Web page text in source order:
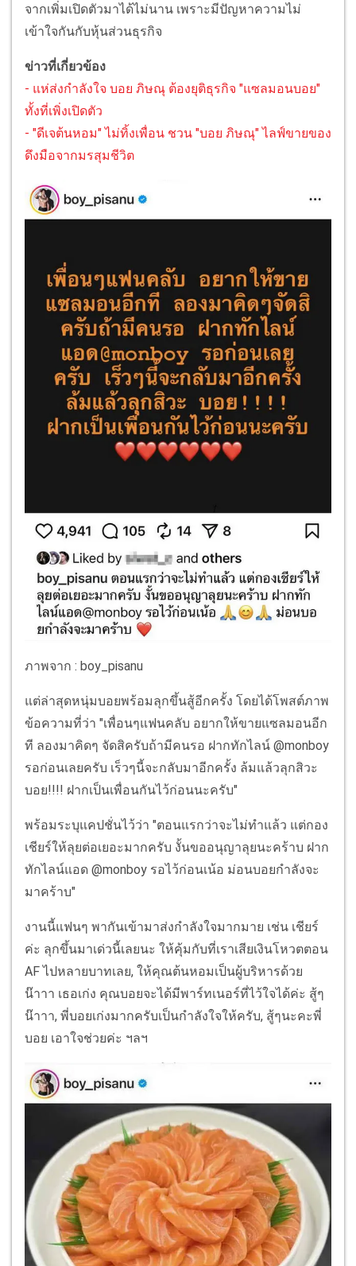
จากเพิ่มเปิดตัวมาได้ไม่นาน เพราะมีปัญหาความไม่
เข้าใจกันกับหุ้นส่วนธุรกิจ
ข่าวที่เกี่ยวข้อง
- แห่ส่งกำลังใจ บอย ภิษณุ ต้องยุติธุรกิจ "แซลมอนบอย"
ทั้งที่เพิ่งเปิดตัว
- "ดีเจต้นหอม" ไม่ทิ้งเพื่อน ชวน "บอย ภิษณุ" ไลฟ์ขายของ
ดึงมือจากมรสุมชีวิต
ภาพจาก : boy_pisanu
แต่ล่าสุดหนุ่มบอยพร้อมลุกขึ้นสู้อีกครั้ง โดยได้โพสต์ภาพ
ข้อความที่ว่า "เพื่อนๆแฟนคลับ อยากให้ขายแซลมอนอีก
ที ลองมาคิดๆ จัดสิครับถ้ามีคนรอ ฝากทักไลน์ @monboy
รอก่อนเลยครับ เร็วๆนี้จะกลับมาอีกครั้ง ล้มแล้วลุกสิวะ
บอย!!!! ฝากเป็นเพื่อนกันไว้ก่อนนะครับ"
พร้อมระบุแคปชั่นไว้ว่า "ตอนแรกว่าจะไม่ทำแล้ว แต่กอง
เชียร์ให้ลุยต่อเยอะมากครับ งั้นขออนุญาลุยนะคร้าบ ฝาก
ทักไลน์แอด @monboy รอไว้ก่อนเน้อ ม่อนบอยกำลังจะ
มาคร้าบ"
งานนี้แฟนๆ พากันเข้ามาส่งกำลังใจมากมาย เช่น เชียร์
ค่ะ ลุกขึ้นมาเด่วนี้เลยนะ ให้คุ้มกับที่เราเสียเงินโหวตตอน
AF ไปหลายบาทเลย, ให้คุณต้นหอมเป็นผู้บริหารด้วย
น๊าาา เธอเก่ง คุณบอยจะได้มีพาร์ทเนอร์ที่ไว้ใจได้ค่ะ สู้ๆ
น๊าาา, พี่บอยเก่งมากครับเป็นกำลังใจให้ครับ, สู้ๆนะคะพี่
บอย เอาใจช่วยค่ะ ฯลฯ